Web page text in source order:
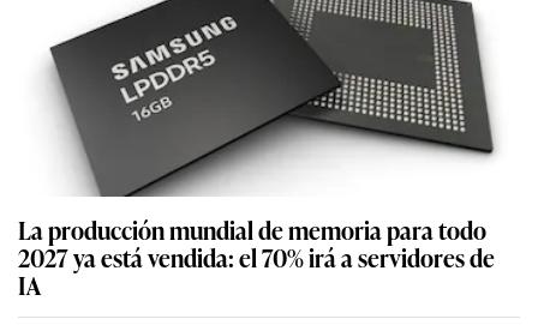
La producción mundial de memoria para todo
2027 ya está vendida: el 70% irá a servidores de
IA